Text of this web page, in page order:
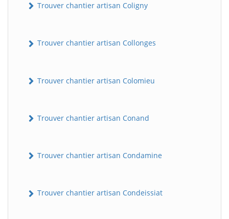
Trouver chantier artisan Coligny
Trouver chantier artisan Collonges
Trouver chantier artisan Colomieu
Trouver chantier artisan Conand
Trouver chantier artisan Condamine
Trouver chantier artisan Condeissiat